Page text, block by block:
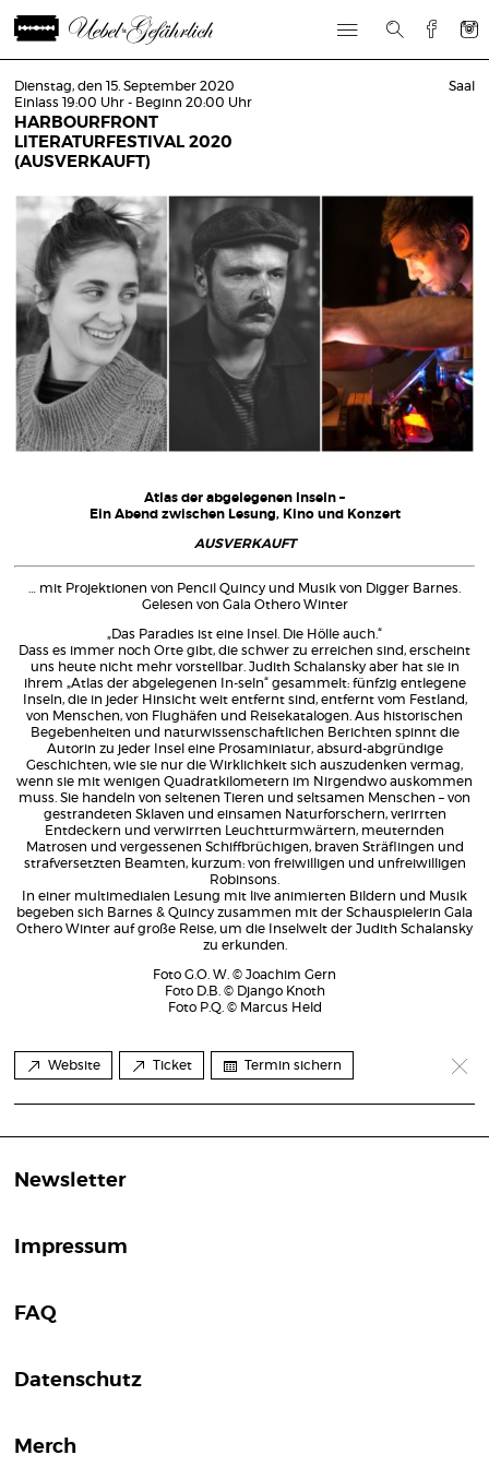
Dienstag, den 15. September 2020
Einlass 19:00 Uhr - Beginn 20:00 Uhr
HARBOURFRONT
LITERATURFESTIVAL 2020
(AUSVERKAUFT)
Saal
Atlas der abgelegenen Inseln –
Ein Abend zwischen Lesung, Kino und Konzert
AUSVERKAUFT
… mit Projektionen von Pencil Quincy und Musik von Digger Barnes.
Gelesen von Gala Othero Winter
„Das Paradies ist eine Insel. Die Hölle auch.“
Dass es immer noch Orte gibt, die schwer zu erreichen sind, erscheint
uns heute nicht mehr vorstellbar. Judith Schalansky aber hat sie in
ihrem „Atlas der abgelegenen In-seln“ gesammelt: fünfzig entlegene
Inseln, die in jeder Hinsicht weit entfernt sind, entfernt vom Festland,
von Menschen, von Flughäfen und Reisekatalogen. Aus historischen
Begebenheiten und naturwissenschaftlichen Berichten spinnt die
Autorin zu jeder Insel eine Prosaminiatur, absurd-abgründige
Geschichten, wie sie nur die Wirklichkeit sich auszudenken vermag,
wenn sie mit wenigen Quadratkilometern im Nirgendwo auskommen
muss. Sie handeln von seltenen Tieren und seltsamen Menschen – von
gestrandeten Sklaven und einsamen Naturforschern, verirrten
Entdeckern und verwirrten Leuchtturmwärtern, meuternden
Matrosen und vergessenen Schiffbrüchigen, braven Sträflingen und
strafversetzten Beamten, kurzum: von freiwilligen und unfreiwilligen
Robinsons.
In einer multimedialen Lesung mit live animierten Bildern und Musik
begeben sich Barnes & Quincy zusammen mit der Schauspielerin Gala
Othero Winter auf große Reise, um die Inselwelt der Judith Schalansky
zu erkunden.
Foto G.O. W. © Joachim Gern
Foto D.B. © Django Knoth
Foto P.Q. © Marcus Held
Website Ticket Termin sichern
Newsletter
Impressum
FAQ
Datenschutz
Merch